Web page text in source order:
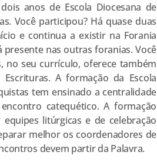
anos de Escola Diocesana de
Você participou? Há quase duas
e continua a existir na Forania
nas outras foranias. Você
no seu currículo, oferece também
A formação da Escola
tem ensinado a centralidade
catequético. A formação
litúrgicas e de celebração
melhor os coordenadores de
devem partir da Palavra.